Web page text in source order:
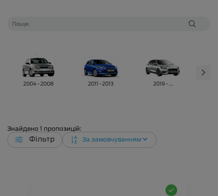
2004 - 2008 2011 - 2013 2019 - ...
Знайдено 1 пропозицій:
Фільтр